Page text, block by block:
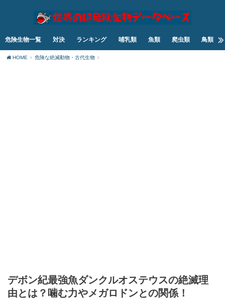
危険生物一覧 対決 ランキング 哺乳類 魚類 爬虫類 鳥類
HOME 危険な絶滅動物・古代生物
デボン紀最強魚ダンクルオステウスの絶滅理
由とは？噛む力やメガロドンとの関係！